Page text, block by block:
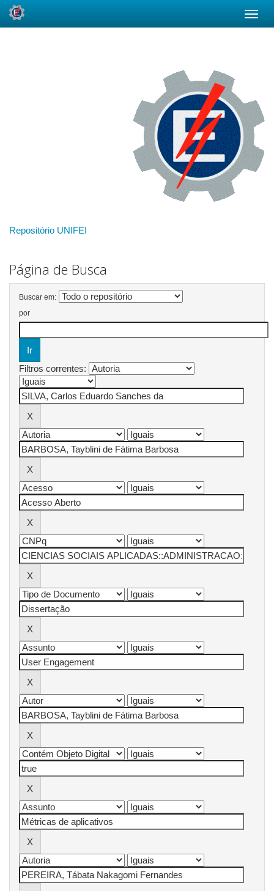
Repositório UNIFEI
Página de Busca
Buscar em:
por
Filtros correntes: